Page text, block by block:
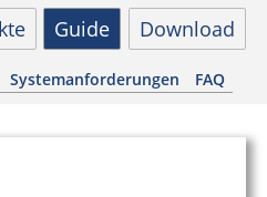
Download
Guide
FAQ
Systemanforderungen